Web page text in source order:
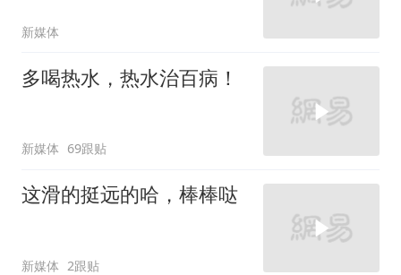
新媒体
多喝热水，热水治百病！
新媒体 69跟贴
这滑的挺远的哈，棒棒哒
新媒体 2跟贴